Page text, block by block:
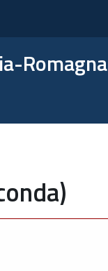
Romagna